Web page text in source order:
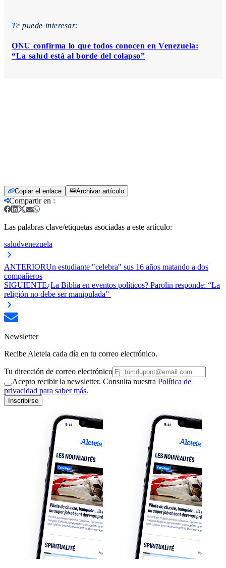
Te puede interesar:
ONU confirma lo que todos conocen en Venezuela:
“La salud está al borde del colapso”
Copiar el enlace Archivar artículo
Compartir en :
Las palabras clave/etiquetas asociadas a este artículo:
saludvenezuela
ANTERIORUn estudiante "celebra" sus 16 años matando a dos
compañeros
SIGUIENTE¿La Biblia en eventos políticos? Parolin responde: “La
religión no debe ser manipulada”
Newsletter
Recibe Aleteia cada día en tu correo electrónico.
Tu dirección de correo electrónico
Acepto recibir la newsletter. Consulta nuestra Política de
privacidad para saber más.
Inscribirse